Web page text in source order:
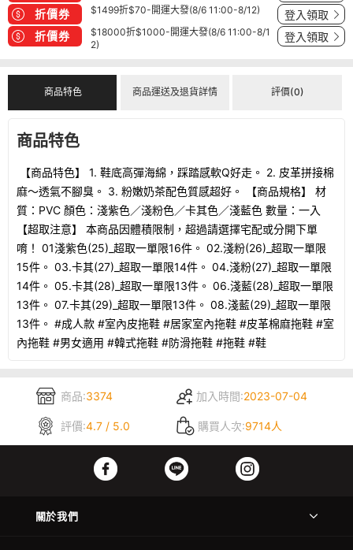
折價券 $1499折$70-開運大發(8/6 11:00-8/12) 登入領取
折價券
$18000折$1000-開運大發(8/6 11:00-8/1
2)
登入領取
商品特色 商品運送及退貨詳情 評價(0)
商品特色
【商品特色】 1. 鞋底高彈海綿，踩踏感軟Q好走。 2. 皮革拼接棉
麻～透氣不腳臭。 3. 粉嫩奶茶配色質感超好。 【商品規格】 材
質：PVC 顏色：淺紫色／淺粉色／卡其色／淺藍色 數量：一入
【超取注意】 本商品因體積限制，超過請選擇宅配或分開下單
唷！ 01淺紫色(25)_超取一單限16件。 02.淺粉(26)_超取一單限
15件。 03.卡其(27)_超取一單限14件。 04.淺粉(27)_超取一單限
14件。 05.卡其(28)_超取一單限13件。 06.淺藍(28)_超取一單限
13件。 07.卡其(29)_超取一單限13件。 08.淺藍(29)_超取一單限
13件。 #成人款 #室內皮拖鞋 #居家室內拖鞋 #皮革棉麻拖鞋 #室
內拖鞋 #男女適用 #韓式拖鞋 #防滑拖鞋 #拖鞋 #鞋
商品:3374 加入時間:2023-07-04
評價:4.7 / 5.0 購買人次:9714人
關於我們